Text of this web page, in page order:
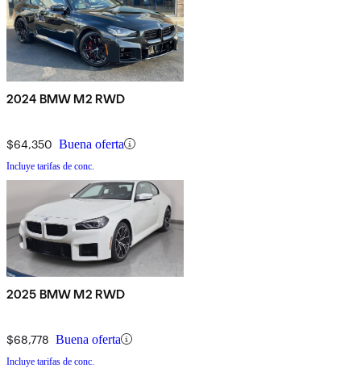
2024 BMW M2 RWD
$64,350 Buena oferta
Incluye tarifas de conc.
2025 BMW M2 RWD
$68,778 Buena oferta
Incluye tarifas de conc.